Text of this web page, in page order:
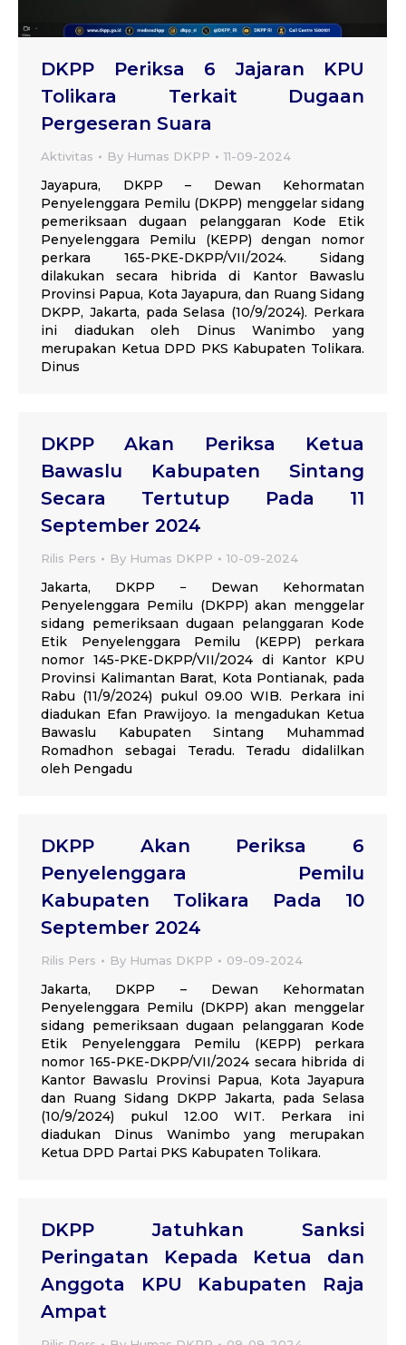
DKPP Periksa 6 Jajaran KPU
Tolikara Terkait Dugaan
Pergeseran Suara
Aktivitas By Humas DKPP 11-09-2024
Jayapura, DKPP – Dewan Kehormatan
Penyelenggara Pemilu (DKPP) menggelar sidang
pemeriksaan dugaan pelanggaran Kode Etik
Penyelenggara Pemilu (KEPP) dengan nomor
perkara 165-PKE-DKPP/VII/2024. Sidang
dilakukan secara hibrida di Kantor Bawaslu
Provinsi Papua, Kota Jayapura, dan Ruang Sidang
DKPP, Jakarta, pada Selasa (10/9/2024). Perkara
ini diadukan oleh Dinus Wanimbo yang
merupakan Ketua DPD PKS Kabupaten Tolikara.
Dinus
DKPP Akan Periksa Ketua
Bawaslu Kabupaten Sintang
Secara Tertutup Pada 11
September 2024
Rilis Pers By Humas DKPP 10-09-2024
Jakarta, DKPP − Dewan Kehormatan
Penyelenggara Pemilu (DKPP) akan menggelar
sidang pemeriksaan dugaan pelanggaran Kode
Etik Penyelenggara Pemilu (KEPP) perkara
nomor 145-PKE-DKPP/VII/2024 di Kantor KPU
Provinsi Kalimantan Barat, Kota Pontianak, pada
Rabu (11/9/2024) pukul 09.00 WIB. Perkara ini
diadukan Efan Prawijoyo. Ia mengadukan Ketua
Bawaslu Kabupaten Sintang Muhammad
Romadhon sebagai Teradu. Teradu didalilkan
oleh Pengadu
DKPP Akan Periksa 6
Penyelenggara Pemilu
Kabupaten Tolikara Pada 10
September 2024
Rilis Pers By Humas DKPP 09-09-2024
Jakarta, DKPP – Dewan Kehormatan
Penyelenggara Pemilu (DKPP) akan menggelar
sidang pemeriksaan dugaan pelanggaran Kode
Etik Penyelenggara Pemilu (KEPP) perkara
nomor 165-PKE-DKPP/VII/2024 secara hibrida di
Kantor Bawaslu Provinsi Papua, Kota Jayapura
dan Ruang Sidang DKPP Jakarta, pada Selasa
(10/9/2024) pukul 12.00 WIT. Perkara ini
diadukan Dinus Wanimbo yang merupakan
Ketua DPD Partai PKS Kabupaten Tolikara.
DKPP Jatuhkan Sanksi
Peringatan Kepada Ketua dan
Anggota KPU Kabupaten Raja
Ampat